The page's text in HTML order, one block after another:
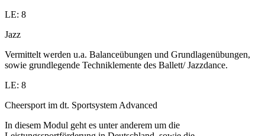
LE: 8
Jazz
Vermittelt werden u.a. Balanceübungen und Grundlagenübungen,
sowie grundlegende Techniklemente des Ballett/ Jazzdance.
LE: 8
Cheersport im dt. Sportsystem Advanced
In diesem Modul geht es unter anderem um die